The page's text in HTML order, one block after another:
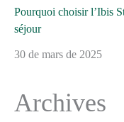
Pourquoi choisir l’Ibis
séjour
30 de mars de 2025
Archives